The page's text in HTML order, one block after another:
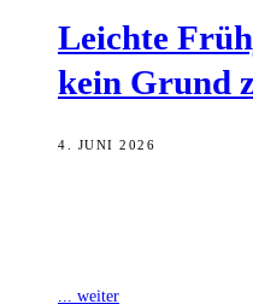
Leich­te
kein Grund
4. JUNI 2026
... weiter